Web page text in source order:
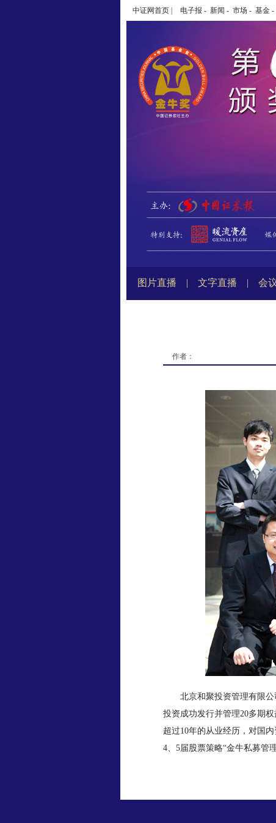
中证网首页 电子报 - 新闻 - 市场 - 基金 -
图片直播 | 文字直播 | 会
作者：
北京和聚投资管理有限公
投资成功发行并管理20多期
超过10年的从业经历，对国
4、5届股票策略“金牛私募管理